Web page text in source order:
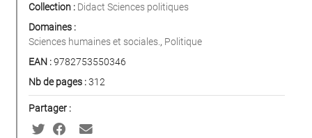
Collection : Didact Sciences politiques
Domaines :
Sciences humaines et sociales. , Politique
EAN :9782753550346
Nb de pages :312
Partager :